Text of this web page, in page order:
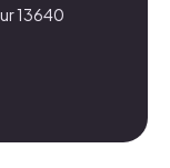
13640